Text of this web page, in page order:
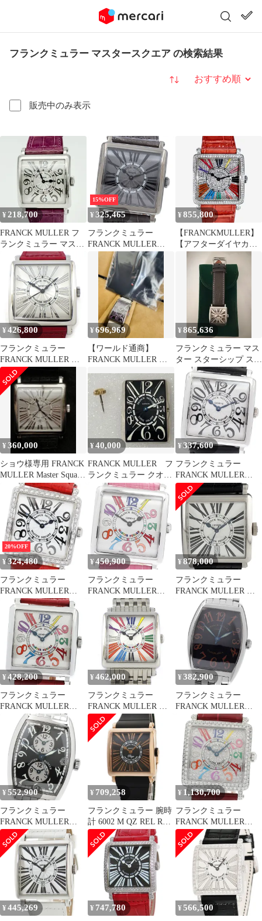
フランクミュラー マスタースクエア の検索結果
販売中のみ表示
並び替え
¥218,700
FRANCK MULLER フ
ランクミュラー マスタ
ースクエア 86
6002HQZ シルバー QZ
レディース 腕時計 稼働
15%OFF
¥ 325,465
フランクミュラー
FRANCK MULLER
6002MQZF マスタース
クエア クォーツ ボーイ
ズ保証書付き_920373
¥855,800
【FRANCKMULLER】
【アフターダイヤカス
タム】フランクミュラ
ー マスタースクエア
6002MQZ 中古
¥ 426,800
フランクミュラー
FRANCK MULLER 腕
時計 マスタースクエア
6000KSCDTR シルバー
ギョーシェ文字盤 ロー
マンインデックス デイ
ト レッド クロコダイル
レザーベルト SS 自動
巻き 【中古】
¥696,969
【ワールド通商】
FRANCK MULLER フ
GRADGSION
¥865,636
フランクミュラー マス
ター スターシップ スク
エア
¥360,000
ショウ様専用 FRANCK
MULLER Master Square
自動巻時計
¥40,000
FRANCK MULLER フ
ランクミュラー クオー
ツ ムーブメント付文
字盤
¥ 337,600
フランクミュラー
FRANCK MULLER
6002MQZV マスタース
クエア クォーツ ボーイ
ズ _963318
20%OFF
¥324,480
フランクミュラー
FRANCK MULLER
6002LQZV マスタース
クエア K18WG アフタ
ーダイヤ クォーツ レデ
ィース _889800
¥450,900
フランクミュラー
FRANCK MULLER
6002MQZCOLDRMV マ
スタースクエア カラー
ドリーム クォーツ メン
ズ 良品 _970846
¥ 878,000
フランクミュラー
FRANCK MULLER マ
スタースクエア ローマ
ン ギョーシェ
6000HSCDT 腕時計 WG
レザー 自動巻き シルバ
ー メンズ 【中古】
¥ 428,200
フランクミュラー
FRANCK MULLER
6002HQZV マスタース
クエア カラードリーム
クォーツ ボーイズ
_970800
¥ 462,000
フランクミュラー
FRANCK MULLER 腕
時計 マスタースクエア
カラードリーム
6002MQZCOLDRMR マ
ルチカラーインデック
ス スクエア ギョーシェ
シルバー文字盤 SS ク
オーツアナログ 【中
古】
¥ 382,900
フランクミュラー
FRANCK MULLER
2852CASA カサブラン
カ サハラ 自動巻き メ
ンズ 美品 _962468
¥ 552,900
フランクミュラー
FRANCK MULLER
2852MB マスターバン
カー 自動巻き メンズ
良品 内箱付き_966668
¥ 709,258
フランクミュラー 腕時
計 6002 M QZ REL R
PLY 鑑定済み ブランド
¥ 1,130,700
フランクミュラー
FRANCK MULLER
6002LQZVDCD マスタ
ースクエア カラードリ
ーム ダイヤ クォーツ
レディース 良品
_970879
¥ 445,269 ¥ 747,780 ¥ 566,500